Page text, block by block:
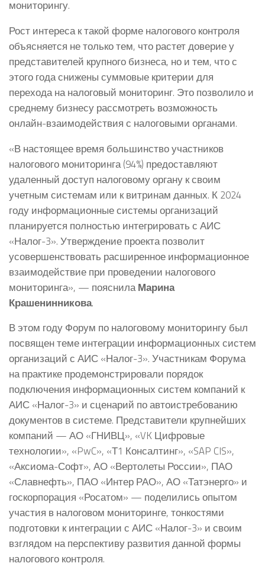
мониторингу.
Рост интереса к такой форме налогового контроля
объясняется не только тем, что растет доверие у
представителей крупного бизнеса, но и тем, что с
этого года снижены суммовые критерии для
перехода на налоговый мониторинг. Это позволило и
среднему бизнесу рассмотреть возможность
онлайн-взаимодействия с налоговыми органами.
«В настоящее время большинство участников
налогового мониторинга (94%) предоставляют
удаленный доступ налоговому органу к своим
учетным системам или к витринам данных. К 2024
году информационные системы организаций
планируется полностью интегрировать с АИС
«Налог-3». Утверждение проекта позволит
усовершенствовать расширенное информационное
взаимодействие при проведении налогового
мониторинга», — пояснилаМарина
Крашенинникова.
В этом году Форум по налоговому мониторингу был
посвящен теме интеграции информационных систем
организаций с АИС «Налог-3». Участникам Форума
на практике продемонстрировали порядок
подключения информационных систем компаний к
АИС «Налог-3» и сценарий по автоистребованию
документов в системе. Представители крупнейших
компаний — АО «ГНИВЦ», «VK Цифровые
технологии», «PwC», «Т1 Консалтинг», «SAP CIS»,
«Аксиома-Софт», АО «Вертолеты России», ПАО
«Славнефть», ПАО «Интер РАО», АО «Татэнерго» и
госкорпорация «Росатом» — поделились опытом
участия в налоговом мониторинге, тонкостями
подготовки к интеграции с АИС «Налог-3» и своим
взглядом на перспективу развития данной формы
налогового контроля.